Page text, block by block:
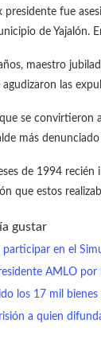
presidente fue
de
maestro
las
que se
más
de 1994
que estos
gustar
participar en el
AMLO
los 17 mil
a quien